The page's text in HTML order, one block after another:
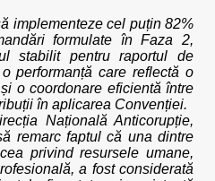
implementeze cel puțin 82%
formulate în Faza 2,
stabilit pentru raportul de
performanță care reflectă o
o coordonare eficientă între
în aplicarea Convenției.
Națională Anticorupție,
remarc faptul că una dintre
privind resursele umane,
a fost considerată